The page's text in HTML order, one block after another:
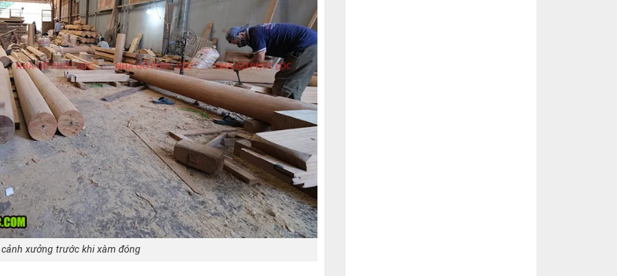
cảnh xưởng trước khi xàm đóng